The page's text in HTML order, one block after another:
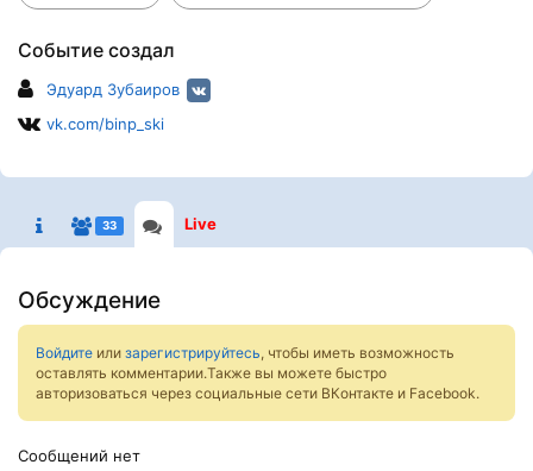
Событие создал
Эдуард Зубаиров
vk.com/binp_ski
33 Live
Обсуждение
Войдите или зарегистрируйтесь, чтобы иметь возможность
оставлять комментарии.Также вы можете быстро
авторизоваться через социальные сети ВКонтакте и Facebook.
Сообщений нет